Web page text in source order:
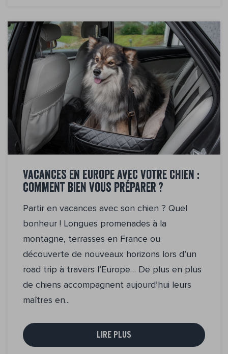
Vacances en Europe avec votre chien :
comment bien vous préparer ?
Partir en vacances avec son chien ? Quel
bonheur ! Longues promenades à la
montagne, terrasses en France ou
découverte de nouveaux horizons lors d’un
road trip à travers l’Europe… De plus en plus
de chiens accompagnent aujourd’hui leurs
maîtres en...
LIRE PLUS